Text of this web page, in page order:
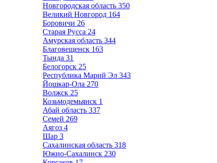
Новгородская область 350
Великий Новгород 164
Боровичи 26
Старая Русса 24
Амурская область 344
Благовещенск 163
Тында 31
Белогорск 25
Республика Марий Эл 343
Йошкар-Ола 270
Волжск 25
Козьмодемьянск 1
Абай область 337
Семей 269
Аягоз 4
Шар 3
Сахалинская область 318
Южно-Сахалинск 230